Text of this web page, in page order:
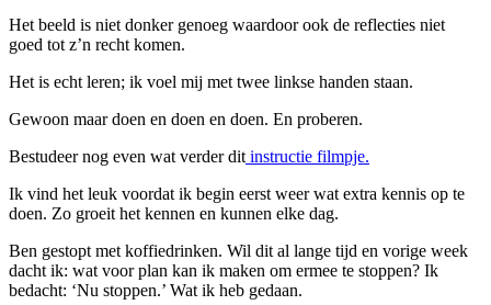
Het beeld is niet donker genoeg waardoor ook de reflecties niet
goed tot z’n recht komen.
Het is echt leren; ik voel mij met twee linkse handen staan.
Gewoon maar doen en doen en doen. En proberen.
Bestudeer nog even wat verder dit instructie filmpje.
Ik vind het leuk voordat ik begin eerst weer wat extra kennis op te
doen. Zo groeit het kennen en kunnen elke dag.
Ben gestopt met koffiedrinken. Wil dit al lange tijd en vorige week
dacht ik: wat voor plan kan ik maken om ermee te stoppen? Ik
bedacht: ‘Nu stoppen.’ Wat ik heb gedaan.